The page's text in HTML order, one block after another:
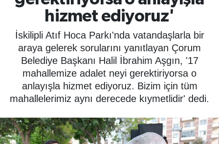
hizmet ediyoruz'
İskilipli Atıf Hoca Parkı'nda vatandaşlarla bir
araya gelerek sorularını yanıtlayan Çorum
Belediye Başkanı Halil İbrahim Aşgın, '17
mahallemize adalet neyi gerektiriyorsa o
anlayışla hizmet ediyoruz. Bizim için tüm
mahallelerimiz aynı derecede kıymetlidir' dedi.
YAŞAM
BİLİM - TEKNOLOJİ
KADIN
KÜLTÜR SANAT
MAGAZİN